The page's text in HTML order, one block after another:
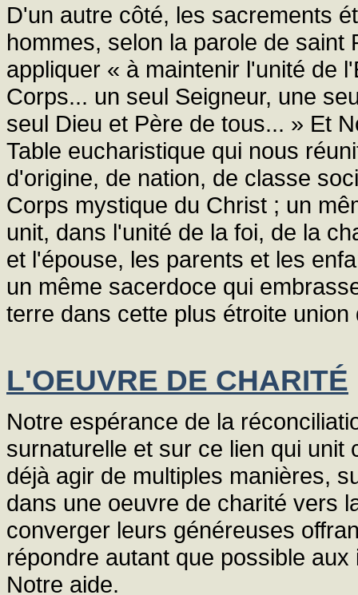
D'un autre côté, les sacrements
hommes, selon la parole de saint
appliquer « à maintenir l'unité de
Corps... un seul Seigneur, une
seul Dieu et Père de tous... » Et
Table eucharistique qui nous
d'origine, de nation, de classe
Corps mystique du Christ ; un
unit, dans l'unité de la foi, de la
et l'épouse, les parents et les
un même sacerdoce qui
terre dans cette plus étroite
L'OEUVRE DE CHARITÉ
Notre espérance de la
surnaturelle et sur ce lien qui
déjà agir de multiples manières,
dans une oeuvre de charité vers
converger leurs généreuses
répondre autant que possible
Notre aide.